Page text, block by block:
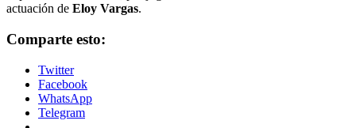
actuación de Eloy Vargas.
Comparte esto:
Twitter
Facebook
WhatsApp
Telegram